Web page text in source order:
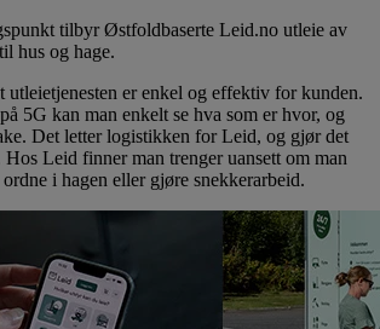
tilbyr Østfoldbaserte Leid.no utleie av
hus og hage.
utleietjenesten er enkel og effektiv for kunden.
5G kan man enkelt se hva som er hvor, og
Det letter logistikken for Leid, og gjør det
Leid finner man trenger uansett om man
i hagen eller gjøre snekkerarbeid.